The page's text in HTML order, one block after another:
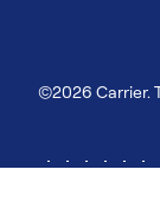
©2026 Carrier.
Aviso de